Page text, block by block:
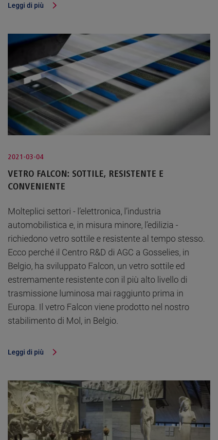
Leggi di più
2021-03-04
VETRO FALCON: SOTTILE, RESISTENTE E
CONVENIENTE
Molteplici settori - l’elettronica, l’industria
automobilistica e, in misura minore, l’edilizia -
richiedono vetro sottile e resistente al tempo stesso.
Ecco perché il Centro R&D di AGC a Gosselies, in
Belgio, ha sviluppato Falcon, un vetro sottile ed
estremamente resistente con il più alto livello di
trasmissione luminosa mai raggiunto prima in
Europa. Il vetro Falcon viene prodotto nel nostro
stabilimento di Mol, in Belgio.
Leggi di più